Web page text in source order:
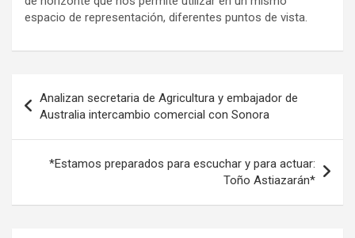
espacio de representación, diferentes puntos de vista.
de
entradas
Analizan secretaria de Agricultura y embajador de
Australia intercambio comercial con Sonora
*Estamos preparados para escuchar y para actuar:
Toño Astiazarán*